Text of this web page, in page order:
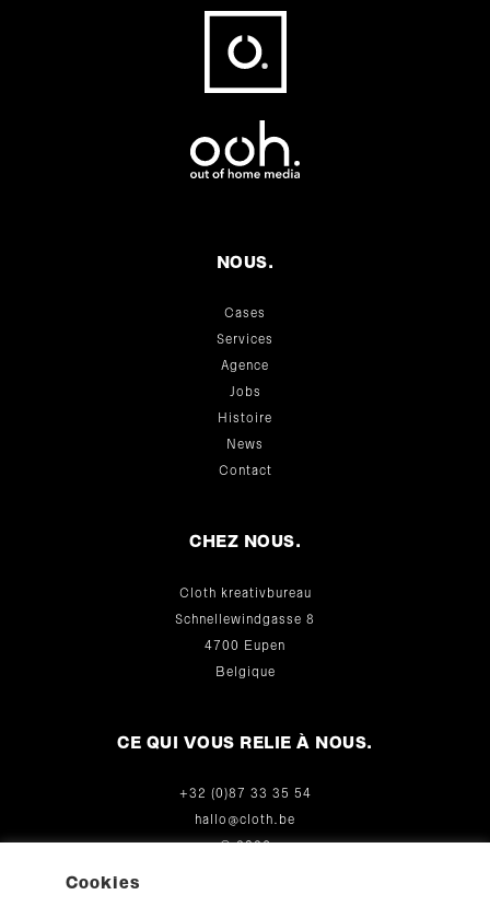
NOUS.
Cases
Services
Agence
Jobs
Histoire
News
Contact
CHEZ NOUS.
Cloth kreativbureau
Schnellewindgasse 8
4700 Eupen
Belgique
CE QUI VOUS RELIE À NOUS.
+32 (0)87 33 35 54
hallo@cloth.be
© 2026
Cookies